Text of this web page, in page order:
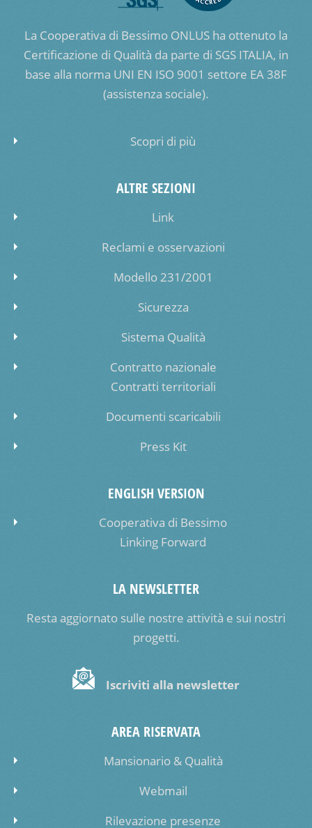
La Cooperativa di Bessimo ONLUS ha ottenuto la
Certificazione di Qualità da parte di SGS ITALIA, in
base alla norma UNI EN ISO 9001 settore EA 38F
(assistenza sociale).
Scopri di più
ALTRE SEZIONI
Link
Reclami e osservazioni
Modello 231/2001
Sicurezza
Sistema Qualità
Contratto nazionale
Contratti territoriali
Documenti scaricabili
Press Kit
ENGLISH VERSION
Cooperativa di Bessimo
Linking Forward
LA NEWSLETTER
Resta aggiornato sulle nostre attività e sui nostri
progetti.
Iscriviti alla newsletter
AREA RISERVATA
Mansionario & Qualità
Webmail
Rilevazione presenze